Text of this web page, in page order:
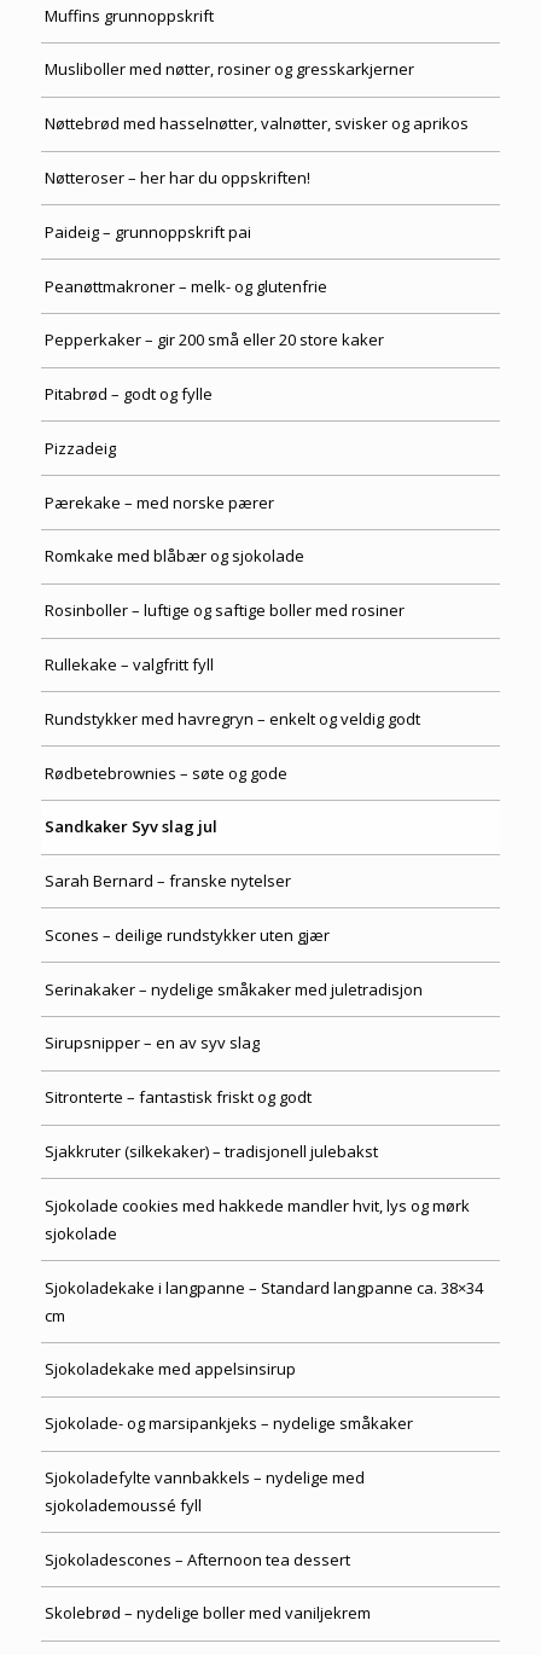
Muffins grunnoppskrift
Musliboller med nøtter, rosiner og gresskarkjerner
Nøttebrød med hasselnøtter, valnøtter, svisker og aprikos
Nøtteroser – her har du oppskriften!
Paideig – grunnoppskrift pai
Peanøttmakroner – melk- og glutenfrie
Pepperkaker – gir 200 små eller 20 store kaker
Pitabrød – godt og fylle
Pizzadeig
Pærekake – med norske pærer
Romkake med blåbær og sjokolade
Rosinboller – luftige og saftige boller med rosiner
Rullekake – valgfritt fyll
Rundstykker med havregryn – enkelt og veldig godt
Rødbetebrownies – søte og gode
Sandkaker Syv slag jul
Sarah Bernard – franske nytelser
Scones – deilige rundstykker uten gjær
Serinakaker – nydelige småkaker med juletradisjon
Sirupsnipper – en av syv slag
Sitronterte – fantastisk friskt og godt
Sjakkruter (silkekaker) – tradisjonell julebakst
Sjokolade cookies med hakkede mandler hvit, lys og mørk
sjokolade
Sjokoladekake i langpanne – Standard langpanne ca. 38×34
cm
Sjokoladekake med appelsinsirup
Sjokolade- og marsipankjeks – nydelige småkaker
Sjokoladefylte vannbakkels – nydelige med
sjokolademoussé fyll
Sjokoladescones – Afternoon tea dessert
Skolebrød – nydelige boller med vaniljekrem